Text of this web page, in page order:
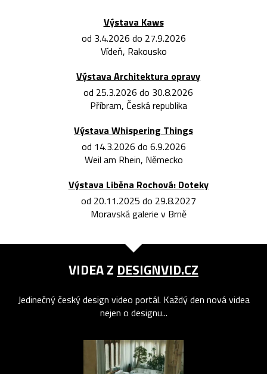
Výstava Kaws
od 3.4.2026 do 27.9.2026
Vídeň, Rakousko
Výstava Architektura opravy
od 25.3.2026 do 30.8.2026
Příbram, Česká republika
Výstava Whispering Things
od 14.3.2026 do 6.9.2026
Weil am Rhein, Německo
Výstava Liběna Rochová: Doteky
od 20.11.2025 do 29.8.2027
Moravská galerie v Brně
VIDEA Z DESIGNVID.CZ
Jedinečný český design video portál. Každý den nová videa
nejen o designu...